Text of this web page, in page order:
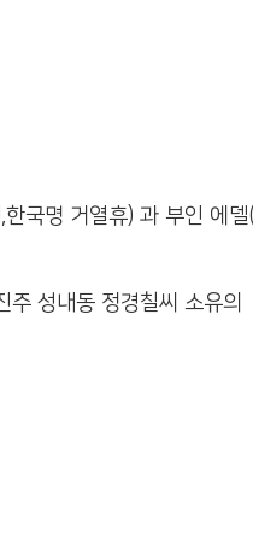
국명 거열휴) 과 부인 에
주 성내동 정경칠씨 소유의